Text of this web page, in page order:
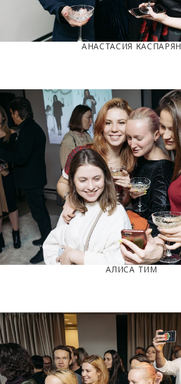
АНАСТАСИЯ КАСПАРЯН
АЛИСА ТИМ